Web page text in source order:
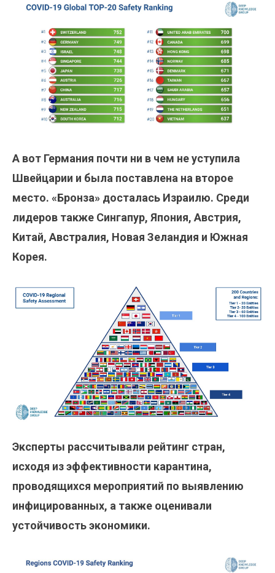
А вот Германия почти ни в чем не уступила
Швейцарии и была поставлена на второе
место. «Бронза» досталась Израилю. Среди
лидеров также Сингапур, Япония, Австрия,
Китай, Австралия, Новая Зеландия и Южная
Корея.
Эксперты рассчитывали рейтинг стран,
исходя из эффективности карантина,
проводящихся мероприятий по выявлению
инфицированных, а также оценивали
устойчивость экономики.